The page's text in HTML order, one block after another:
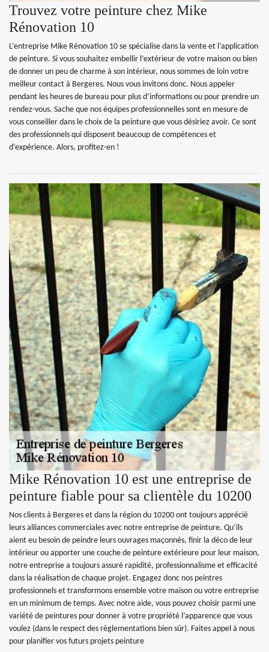
Trouvez votre peinture chez Mike
Rénovation 10
L’entreprise Mike Rénovation 10 se spécialise dans la vente et l’application
de peinture. Si vous souhaitez embellir l’extérieur de votre maison ou bien
de donner un peu de charme à son intérieur, nous sommes de loin votre
meilleur contact à Bergeres. Nous vous invitons donc. Nous appeler
pendant les heures de bureau pour plus d’informations ou pour prendre un
rendez-vous. Sache que nos équipes professionnelles sont en mesure de
vous conseiller dans le choix de la peinture que vous désiriez avoir. Ce sont
des professionnels qui disposent beaucoup de compétences et
d’expérience. Alors, profitez-en !
Mike Rénovation 10 est une entreprise de
peinture fiable pour sa clientèle du 10200
Nos clients à Bergeres et dans la région du 10200 ont toujours apprécié
leurs alliances commerciales avec notre entreprise de peinture. Qu’ils
aient eu besoin de peindre leurs ouvrages maçonnés, finir la déco de leur
intérieur ou apporter une couche de peinture extérieure pour leur maison,
notre entreprise a toujours assuré rapidité, professionnalisme et efficacité
dans la réalisation de chaque projet. Engagez donc nos peintres
professionnels et transformons ensemble votre maison ou votre entreprise
en un minimum de temps. Avec notre aide, vous pouvez choisir parmi une
variété de peintures pour donner à votre propriété l’apparence que vous
voulez (dans le respect des règlementations bien sûr). Faites appel à nous
pour planifier vos futurs projets peinture